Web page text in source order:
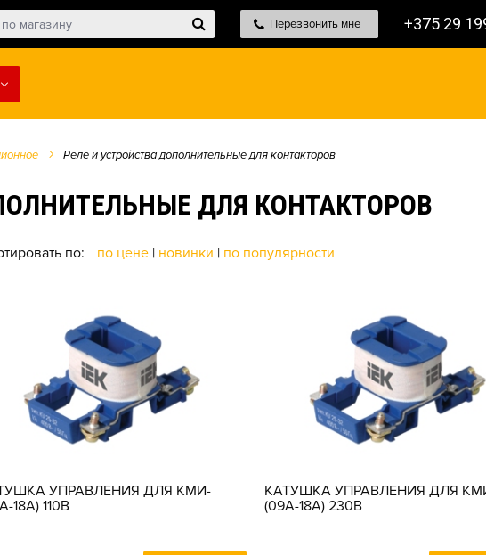
Перезвонить мне +375 29
Реле и устройства дополнительные для контакторов
ДЛЯ КОНТАКТОРОВ
по: по цене | новинки | по популярности
УПРАВЛЕНИЯ ДЛЯ КМИ-
18А) 110В
КАТУШКА УПРАВЛЕНИЯ ДЛЯ
(09А-18А) 230В